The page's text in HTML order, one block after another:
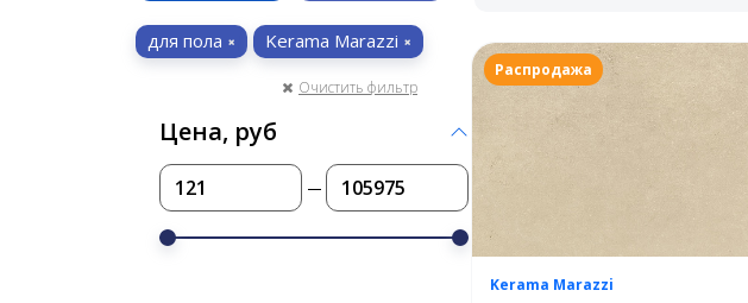
для пола Kerama Marazzi
Очистить фильтр
Цена, руб
Распродажа
Kerama Marazzi